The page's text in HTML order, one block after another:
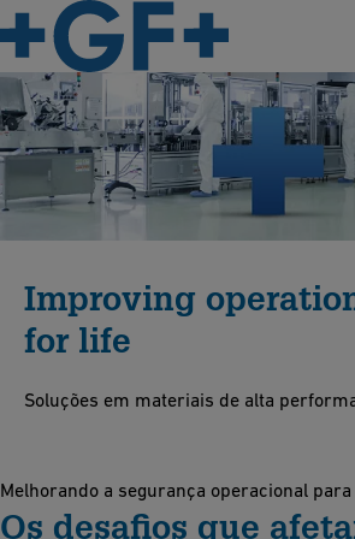
Improving
for life
Soluções em materiais de alta
Melhorando a segurança operacional para
Os desafios que